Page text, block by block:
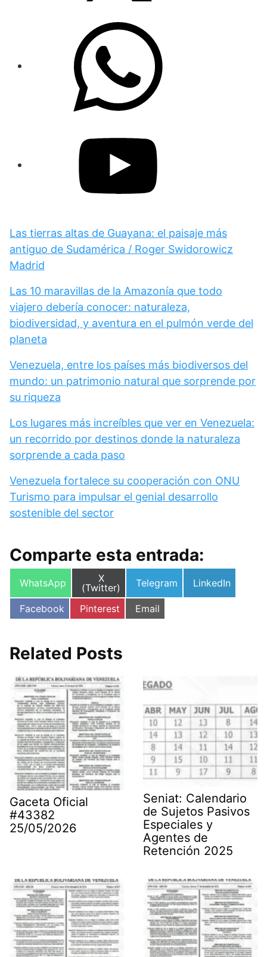
Las tierras altas de Guayana: el paisaje más
antiguo de Sudamérica / Roger Swidorowicz
Madrid
Las 10 maravillas de la Amazonía que todo
viajero debería conocer: naturaleza,
biodiversidad, y aventura en el pulmón verde del
planeta
Venezuela, entre los países más biodiversos del
mundo: un patrimonio natural que sorprende por
su riqueza
Los lugares más increíbles que ver en Venezuela:
un recorrido por destinos donde la naturaleza
sorprende a cada paso
Venezuela fortalece su cooperación con ONU
Turismo para impulsar el genial desarrollo
sostenible del sector
Comparte esta entrada:
Compartir
WhatsApp
Compartir
en
X
(Twitter)
Compartir
Telegram
Compartir
LinkedIn
Compartir
en
Facebook
Compartir
en
Pinterest
Compartir
en
Email
Related Posts
Gaceta Oficial
#43382
25/05/2026
Seniat: Calendario
de Sujetos Pasivos
Especiales y
Agentes de
Retención 2025